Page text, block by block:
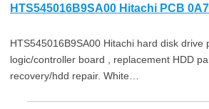
HTS545016B9SA00 Hitachi PCB
HTS545016B9SA00 Hitachi hard disk drive
logic/controller board , replacement HDD
recovery/hdd repair. White…